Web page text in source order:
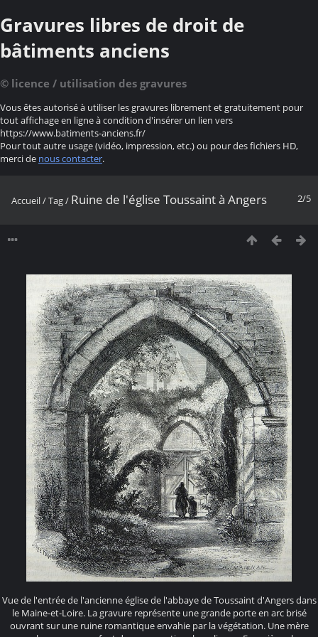
Gravures libres de droit de
bâtiments anciens
© licence / utilisation des gravures
Vous êtes autorisé à utiliser les gravures librement et gratuitement pour
tout affichage en ligne à condition d'insérer un lien vers
https://www.batiments-anciens.fr/
Pour tout autre usage (vidéo, impression, etc.) ou pour des fichiers HD,
merci de nous contacter.
2/5
Accueil/Tag/ Ruine de l'église Toussaint à Angers
Vue de l'entrée de l'ancienne église de l'abbaye de Toussaint d'Angers dans
le Maine-et-Loire. La gravure représente une grande porte en arc brisé
ouvrant sur une ruine romantique envahie par la végétation. Une mère